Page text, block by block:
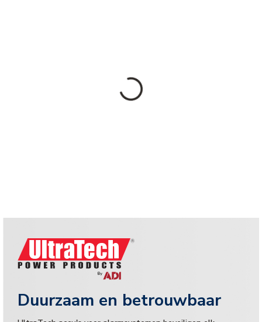
Duurzaam en betrouwbaar